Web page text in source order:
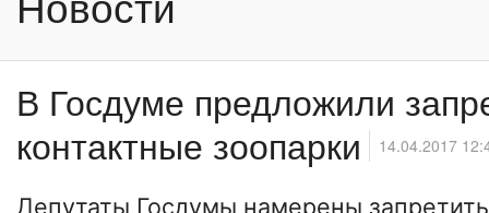
В Госдуме предложили
контактные зоопарки
14.04.2017
Депутаты Госдумы намерены